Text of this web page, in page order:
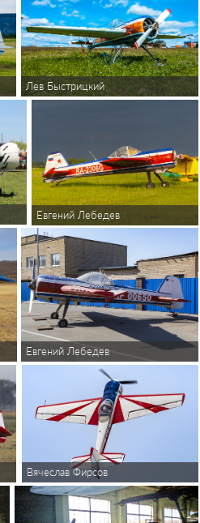
Лев Быстрицкий
Евгений Лебедев
Евгений Лебедев
Вячеслав Фирсов